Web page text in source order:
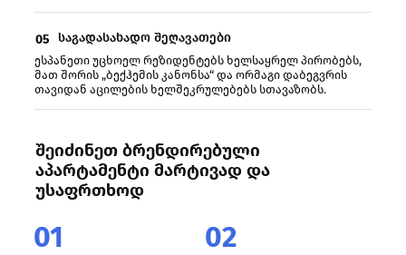
საგადასახადო შეღავათები
ესპანეთი უცხოელ რეზიდენტებს ხელსაყრელ პირობებს,
მათ შორის „ბექჰემის კანონსა“ და ორმაგი დაბეგვრის
თავიდან აცილების ხელშეკრულებებს სთავაზობს.
05
შეიძინეთ ბრენდირებული
აპარტამენტი მარტივად და
უსაფრთხოდ
01 02